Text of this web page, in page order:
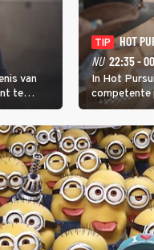
van
te
TIP
HOT
NU 22:35 -
In Hot
competente
Latijns-
maffiatypes.